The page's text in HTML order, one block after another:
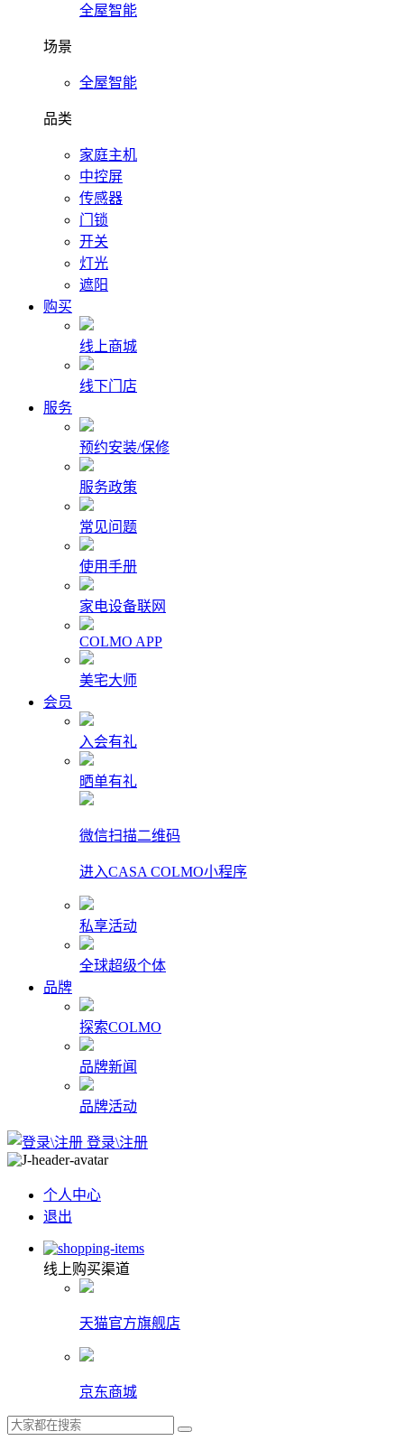
全屋智能
场景
全屋智能
品类
家庭主机
中控屏
传感器
门锁
开关
灯光
遮阳
购买
线上商城
线下门店
服务
预约安装/保修
服务政策
常见问题
使用手册
家电设备联网
COLMO APP
美宅大师
会员
入会有礼
晒单有礼
微信扫描二维码
进入CASA COLMO小程序
私享活动
全球超级个体
品牌
探索COLMO
品牌新闻
品牌活动
登录\注册
个人中心
退出
线上购买渠道
天猫官方旗舰店
京东商城